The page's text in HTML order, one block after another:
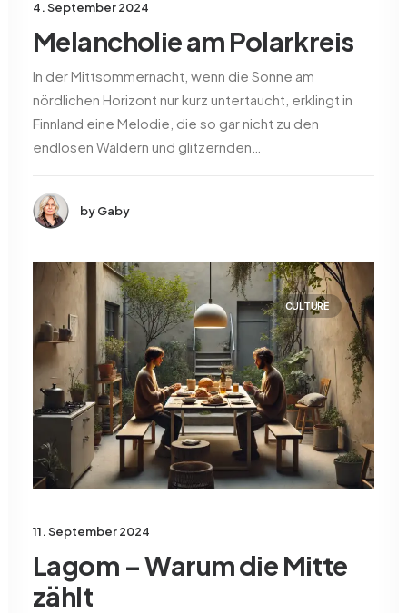
4. September 2024
Melancholie am Polarkreis
In der Mittsommernacht, wenn die Sonne am
nördlichen Horizont nur kurz untertaucht, erklingt in
Finnland eine Melodie, die so gar nicht zu den
endlosen Wäldern und glitzernden…
by Gaby
CULTURE
11. September 2024
Lagom – Warum die Mitte
zählt